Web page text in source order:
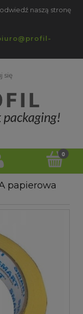
naszą stronę
się
papierowa